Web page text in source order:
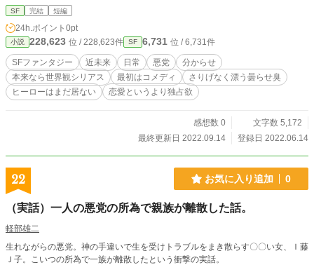
も投稿しています。
SF 完結 短編
24h.ポイント 0pt
小説 228,623 位 / 228,623件 SF 6,731 位 / 6,731件
SFファンタジー 近未来 日常 悪党
分からせ
本来なら世界観シリアス
最初はコメディ
さりげなく漂う曇らせ臭
ヒーローはまだ居ない
恋愛というより独占欲
感想数 0
文字数 5,172
最終更新日 2022.09.14
登録日 2022.06.14
22 お気に入り追加 0
（実話）一人の悪党の所為で親族が離散した話。
軽部雄二
生れながらの悪党。神の手違いで生を受けトラブルをまき散らす〇〇い女、Ｉ藤
Ｊ子。こいつの所為で一族が離散したという衝撃の実話。